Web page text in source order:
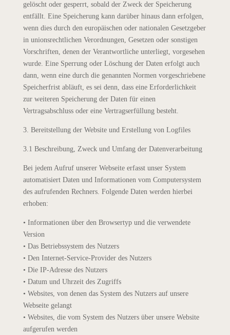
gelöscht oder gesperrt, sobald der Zweck der Speicherung
entfällt. Eine Speicherung kann darüber hinaus dann erfolgen,
wenn dies durch den europäischen oder nationalen Gesetzgeber
in unionsrechtlichen Verordnungen, Gesetzen oder sonstigen
Vorschriften, denen der Verantwortliche unterliegt, vorgesehen
wurde. Eine Sperrung oder Löschung der Daten erfolgt auch
dann, wenn eine durch die genannten Normen vorgeschriebene
Speicherfrist abläuft, es sei denn, dass eine Erforderlichkeit
zur weiteren Speicherung der Daten für einen
Vertragsabschluss oder eine Vertragserfüllung besteht.
3. Bereitstellung der Website und Erstellung von Logfiles
3.1 Beschreibung, Zweck und Umfang der Datenverarbeitung
Bei jedem Aufruf unserer Webseite erfasst unser System
automatisiert Daten und Informationen vom Computersystem
des aufrufenden Rechners. Folgende Daten werden hierbei
erhoben:
• Informationen über den Browsertyp und die verwendete
Version
• Das Betriebssystem des Nutzers
• Den Internet-Service-Provider des Nutzers
• Die IP-Adresse des Nutzers
• Datum und Uhrzeit des Zugriffs
• Websites, von denen das System des Nutzers auf unsere
Webseite gelangt
• Websites, die vom System des Nutzers über unsere Website
aufgerufen werden